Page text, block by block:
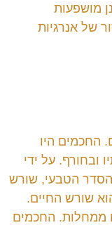
מושפעות
של אנרגיות
החכמים היו
ובחורף. על ידי
הטבעי, שורש
שורש החיים.
ממחלות. החכמים